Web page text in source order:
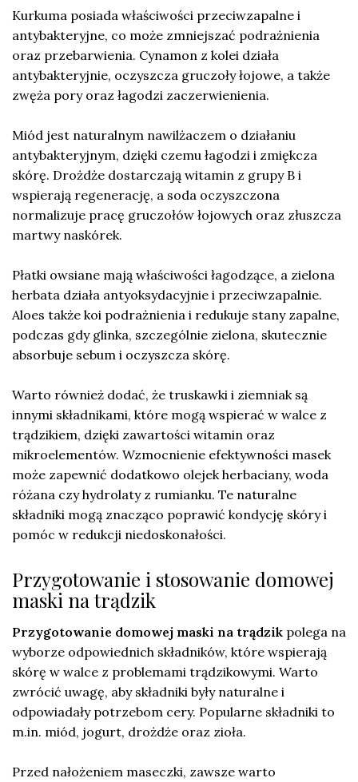
Kurkuma posiada właściwości przeciwzapalne i
antybakteryjne, co może zmniejszać podrażnienia
oraz przebarwienia. Cynamon z kolei działa
antybakteryjnie, oczyszcza gruczoły łojowe, a także
zwęża pory oraz łagodzi zaczerwienienia.
Miód jest naturalnym nawilżaczem o działaniu
antybakteryjnym, dzięki czemu łagodzi i zmiękcza
skórę. Drożdże dostarczają witamin z grupy B i
wspierają regenerację, a soda oczyszczona
normalizuje pracę gruczołów łojowych oraz złuszcza
martwy naskórek.
Płatki owsiane mają właściwości łagodzące, a zielona
herbata działa antyoksydacyjnie i przeciwzapalnie.
Aloes także koi podrażnienia i redukuje stany zapalne,
podczas gdy glinka, szczególnie zielona, skutecznie
absorbuje sebum i oczyszcza skórę.
Warto również dodać, że truskawki i ziemniak są
innymi składnikami, które mogą wspierać w walce z
trądzikiem, dzięki zawartości witamin oraz
mikroelementów. Wzmocnienie efektywności masek
może zapewnić dodatkowo olejek herbaciany, woda
różana czy hydrolaty z rumianku. Te naturalne
składniki mogą znacząco poprawić kondycję skóry i
pomóc w redukcji niedoskonałości.
Przygotowanie i stosowanie domowej
maski na trądzik
Przygotowanie domowej maski na trądzik polega na
wyborze odpowiednich składników, które wspierają
skórę w walce z problemami trądzikowymi. Warto
zwrócić uwagę, aby składniki były naturalne i
odpowiadały potrzebom cery. Popularne składniki to
m.in. miód, jogurt, drożdże oraz zioła.
Przed nałożeniem maseczki, zawsze warto